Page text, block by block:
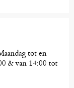
tot en
& van 14:00 tot